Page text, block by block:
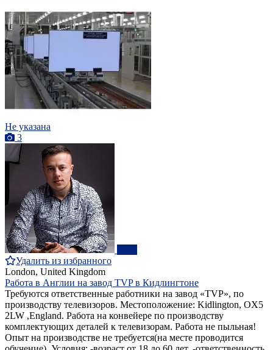
Не указана
3
Удалить из избранного
London, United Kingdom
Работа в Англии на завод ТVP в Кидлингтоне
Требуются ответственные работники на завод «TVP», по
производству телевизоров. Местоположение: Kidlington, OX5
2LW ,England. Работа на конвейере по производству
комплектующих деталей к телевизорам. Работа не пыльная!
Опыт на производстве не требуется(на месте проводится